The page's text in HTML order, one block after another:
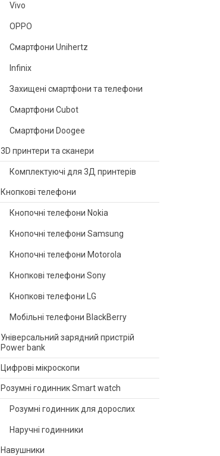
Vivo
OPPO
Смартфони Unihertz
Infinix
Захищені смартфони та телефони
Смартфони Cubot
Смартфони Doogee
3D принтери та сканери
Комплектуючі для 3Д принтерів
Кнопкові телефони
Кнопочні телефони Nokia
Кнопочні телефони Samsung
Кнопочні телефони Motorola
Кнопкові телефони Sony
Кнопкові телефони LG
Мобільні телефони BlackBerry
Універсальний зарядний пристрій
Power bank
Цифрові мікроскопи
Розумні годинник Smart watch
Розумні годинник для дорослих
Наручні годинники
Навушники